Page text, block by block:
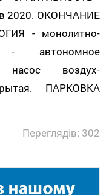
2020. ОКОНЧАНИЕ
- монолитно-
- автономное
насос воздух-
ПАРКОВКА
Переглядів: 302